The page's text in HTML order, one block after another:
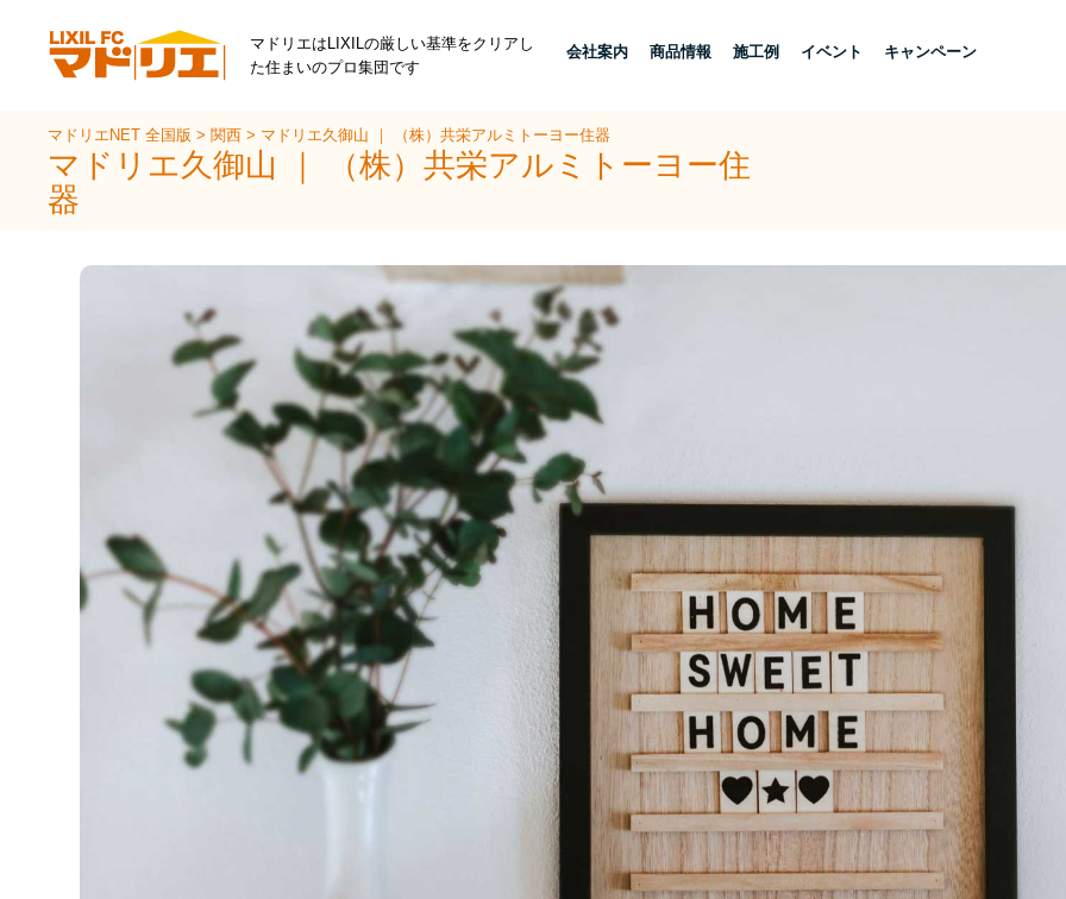
マドリエはLIXILの厳しい基準をクリアし
た住まいのプロ集団です
会社案内 商品情報 施工例 イベント キャンペーン
マドリエNET 全国版> 関西> マドリエ久御山 ｜ （株）共栄アルミトーヨー住器
マドリエ久御山 ｜ （株）共栄アルミトーヨー住
器